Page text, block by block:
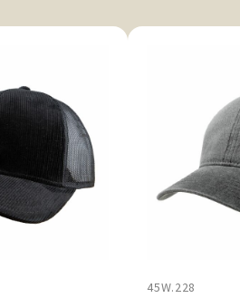
45W.228